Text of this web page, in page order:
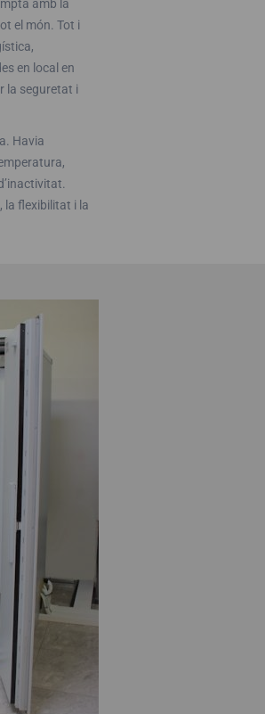
amb la
el món. Tot i
en local en
la seguretat i
Havia
la flexibilitat i la